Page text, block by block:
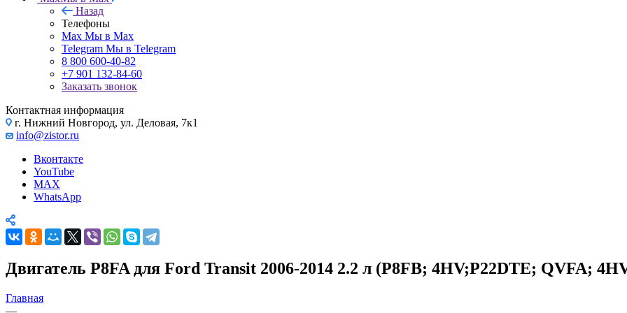
Назад
Телефоны
Max Мы в Max
Telegram Мы в Telegram
8 800 600-40-82
+7 901 132-84-60
Заказать звонок
Контактная информация
г. Нижний Новгород, ул. Деловая, 7к1
info@zistor.ru
Вконтакте
YouTube
MAX
WhatsApp
Двигатель P8FA для Ford Transit 2006-2014 2.2 л (P8FB; 4HV;P22DTE; QVFA;
Главная
—